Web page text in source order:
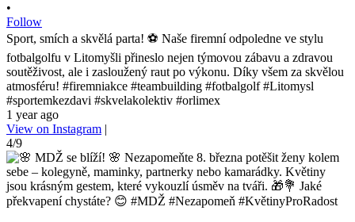
•
Follow
Sport, smích a skvělá parta! ⚽️ Naše firemní odpoledne ve stylu
fotbalgolfu v Litomyšli přineslo nejen týmovou zábavu a zdravou
soutěživost, ale i zasloužený raut po výkonu. Díky všem za skvělou
atmosféru! #firemniakce #teambuilding #fotbalgolf #Litomysl
#sportemkezdavi #skvelakolektiv #orlimex
1 year ago
View on Instagram |
4/9